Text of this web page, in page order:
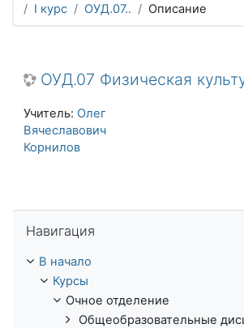
I курс
ОУД.07.. Описание
ОУД.07 Физическая
Учитель: Олег
Вячеславович
Корнилов
Навигация
В начало
Курсы
Очное отделение
Общеобразовательные